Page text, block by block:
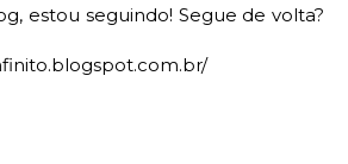
estou seguindo! Segue de volta?